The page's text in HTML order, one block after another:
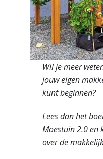
Wil je meer
jouw eigen
kunt beginnen?
Lees dan het
Moestuin 2.0 en
over de